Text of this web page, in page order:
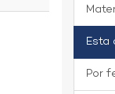
Esta
Por